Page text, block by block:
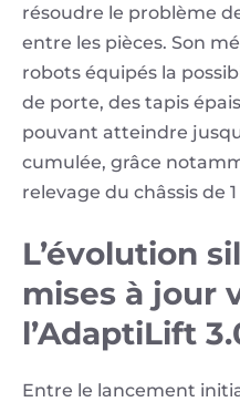
résoudre le problème
entre les pièces. Son
robots équipés la
de porte, des tapis
pouvant atteindre
cumulée, grâce
relevage du châssis de
L’évolution
mises à jour
l’AdaptiLift
Entre le lancement